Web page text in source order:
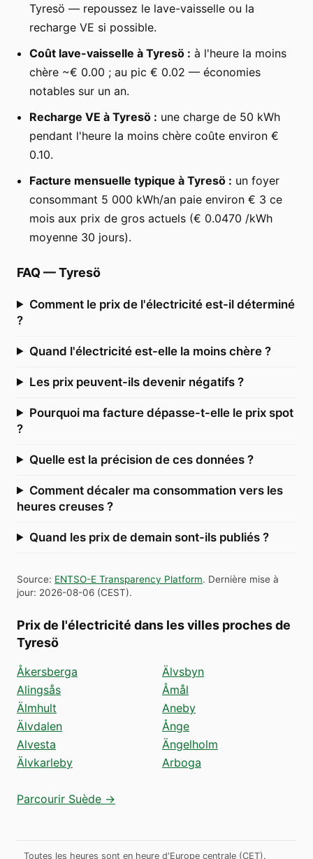
Tyresö — repoussez le lave-vaisselle ou la
recharge VE si possible.
Coût lave-vaisselle à Tyresö : à l'heure la moins
chère ~€ 0.00 ; au pic € 0.02 — économies
notables sur un an.
Recharge VE à Tyresö : une charge de 50 kWh
pendant l'heure la moins chère coûte environ €
0.10.
Facture mensuelle typique à Tyresö : un foyer
consommant 5 000 kWh/an paie environ € 3 ce
mois aux prix de gros actuels (€ 0.0470 /kWh
moyenne 30 jours).
FAQ —Tyresö
Comment le prix de l'électricité est-il déterminé
?
Quand l'électricité est-elle la moins chère ?
Les prix peuvent-ils devenir négatifs ?
Pourquoi ma facture dépasse-t-elle le prix spot
?
Quelle est la précision de ces données ?
Comment décaler ma consommation vers les
heures creuses ?
Quand les prix de demain sont-ils publiés ?
Source: ENTSO-E Transparency Platform. Dernière mise à
jour: 2026-08-06 (CEST).
Prix de l'électricité dans les villes proches de
Tyresö
Åkersberga
Alingsås
Älmhult
Älvdalen
Alvesta
Älvkarleby
Älvsbyn
Åmål
Aneby
Ånge
Ängelholm
Arboga
Parcourir Suède →
Toutes les heures sont en heure d'Europe centrale (CET).